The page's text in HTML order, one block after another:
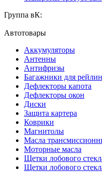
Группа вК:
Автотовары
Аккумуляторы
Антенны
Антифризы
Багажники для
Дефлекторы капота
Дефлекторы окон
Диски
Защита картера
Коврики
Магнитолы
Масла
Моторные масла
Щетки лобового
Щетки лобового